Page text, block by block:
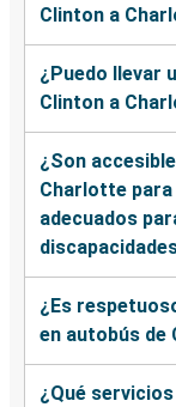
Clinton a
¿Puedo llevar
Clinton a
¿Son
Charlotte para
adecuados
¿Es
en autobús de
¿Qué